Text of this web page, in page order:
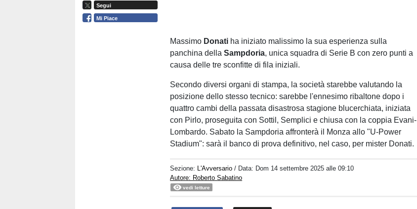
Segui
Mi Piace
Massimo Donati ha iniziato malissimo la sua esperienza sulla
panchina dellaSampdoria, unica squadra di Serie B con zero punti a
causa delle tre sconfitte di fila iniziali.
Secondo diversi organi di stampa, la società starebbe valutando la
posizione dello stesso tecnico: sarebbe l'ennesimo ribaltone dopo i
quattro cambi della passata disastrosa stagione blucerchiata, iniziata
con Pirlo, proseguita con Sottil, Semplici e chiusa con la coppia Evani-
Lombardo. Sabato la Sampdoria affronterà il Monza allo "U-Power
Stadium": sarà il banco di prova definitivo, nel caso, per mister Donati.
Sezione: L'Avversario / Data: Dom 14 settembre 2025 alle 09:10
Autore: Roberto Sabatino
vedi letture